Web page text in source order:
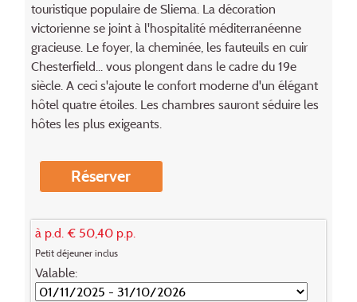
touristique populaire de Sliema. La décoration
victorienne se joint à l'hospitalité méditerranéenne
gracieuse. Le foyer, la cheminée, les fauteuils en cuir
Chesterfield... vous plongent dans le cadre du 19e
siècle. A ceci s'ajoute le confort moderne d'un élégant
hôtel quatre étoiles. Les chambres sauront séduire les
hôtes les plus exigeants.
Réserver
à p.d. € 50,40 p.p.
Petit déjeuner inclus
Valable: